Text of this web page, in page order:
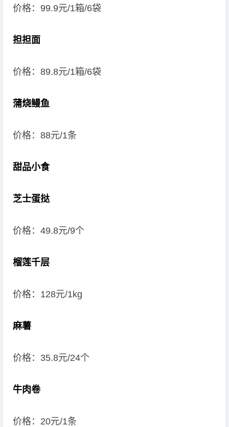
价格：99.9元/1箱/6袋
担担面
价格：89.8元/1箱/6袋
蒲烧鳗鱼
价格：88元/1条
甜品小食
芝士蛋挞
价格：49.8元/9个
榴莲千层
价格：128元/1kg
麻薯
价格：35.8元/24个
牛肉卷
价格：20元/1条